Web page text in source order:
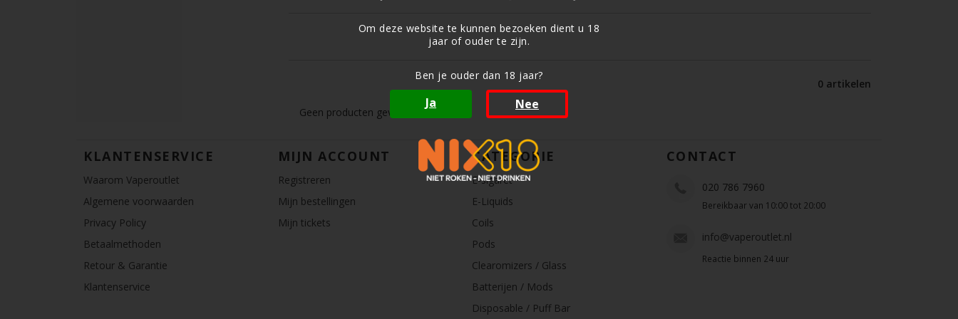
Om deze website te kunnen bezoeken dient u 18
jaar of ouder te zijn.
Ben je ouder dan 18 jaar?
Ja Nee
0 artikelen
Geen producten gevonden!...
KLANTENSERVICE
Waarom Vaperoutlet
Algemene voorwaarden
Privacy Policy
Betaalmethoden
Retour & Garantie
Klantenservice
MIJN ACCOUNT
Registreren
Mijn bestellingen
Mijn tickets
CATEGORIE
E-sigaret
E-Liquids
Coils
Pods
Clearomizers / Glass
Batterijen / Mods
Disposable / Puff Bar
CONTACT
020 786 7960
Bereikbaar van 10:00 tot 20:00
info@vaperoutlet.nl
Reactie binnen 24 uur